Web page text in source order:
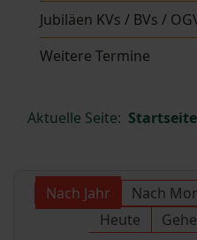
Jubiläen KVs / BVs /
Weitere Termine
Aktuelle Seite: Startseite
Nach Jahr Nach
Heute